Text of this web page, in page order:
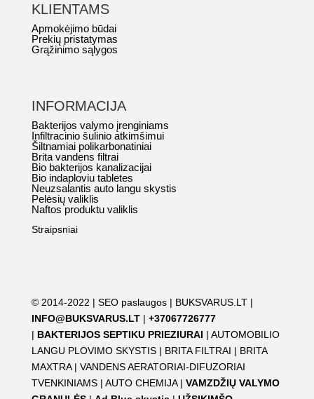
KLIENTAMS
Apmokėjimo būdai
Prekių pristatymas
Grąžinimo sąlygos
INFORMACIJA
Bakterijos valymo įrenginiams
Infiltracinio šulinio atkimšimui
Šiltnamiai polikarbonatiniai
Brita vandens filtrai
Bio bakterijos kanalizacijai
Bio indaploviu tabletes
Neuzsalantis auto langu skystis
Pelėsių valiklis
Naftos produktu valiklis
Straipsniai
© 2014-2022 | SEO paslaugos| BUKSVARUS.LT|
INFO@BUKSVARUS.LT| +37067726777
| BAKTERIJOS SEPTIKU PRIEZIURAI | AUTOMOBILIO
LANGU PLOVIMO SKYSTIS| BRITA FILTRAI | BRITA
MAXTRA| VANDENS AERATORIAI-DIFUZORIAI
TVENKINIAMS| AUTO CHEMIJA | VAMZDŽIŲ VALYMO